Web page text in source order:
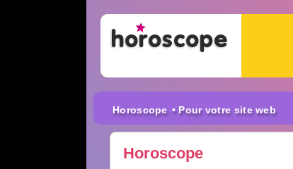
Horoscope • Pour votre site web
Horoscope